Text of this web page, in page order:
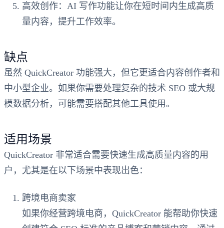
高效创作：AI 写作功能让你在短时间内生成高质
量内容，提升工作效率。
缺点
虽然 QuickCreator 功能强大，但它更适合内容创作者和
中小型企业。如果你需要处理复杂的技术 SEO 或大规
模数据分析，可能需要搭配其他工具使用。
适用场景
QuickCreator 非常适合需要快速生成高质量内容的用
户，尤其是在以下场景中表现出色：
跨境电商卖家
如果你经营跨境电商，QuickCreator 能帮助你快速